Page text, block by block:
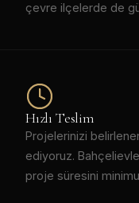
çevre ilçelerde de
Hızlı Teslim
Projelerinizi
ediyoruz.
proje süresini